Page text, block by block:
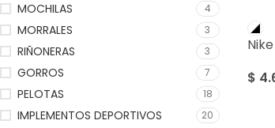
MOCHILAS 4
MORRALES 3
RIÑONERAS 3
GORROS 7
PELOTAS 18
IMPLEMENTOS DEPORTIVOS 20
$